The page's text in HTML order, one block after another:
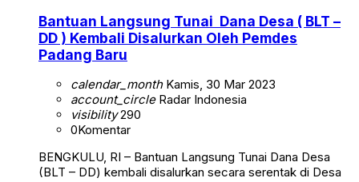
Bantuan Langsung Tunai Dana Desa ( BLT –
DD ) Kembali Disalurkan Oleh Pemdes
Padang Baru
calendar_monthKamis, 30 Mar 2023
account_circleRadar Indonesia
visibility290
0Komentar
BENGKULU, RI – Bantuan Langsung Tunai Dana Desa
(BLT – DD) kembali disalurkan secara serentak di Desa